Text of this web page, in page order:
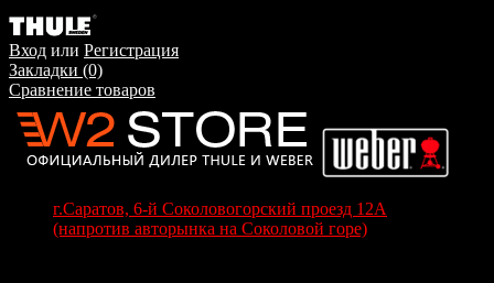
Вход или Регистрация
Закладки (0)
Сравнение товаров
г.Саратов, 6-й Соколовогорский проезд 12А
(напротив авторынка на Соколовой горе)